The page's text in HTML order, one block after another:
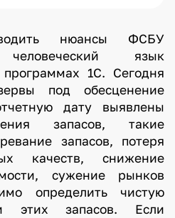
нюансы ФСБУ
язык
1С. Сегодня
под обесценение
дату выявлены
запасов, такие
запасов, потеря
качеств, снижение
сужение рынков
определить чистую
этих запасов. Если